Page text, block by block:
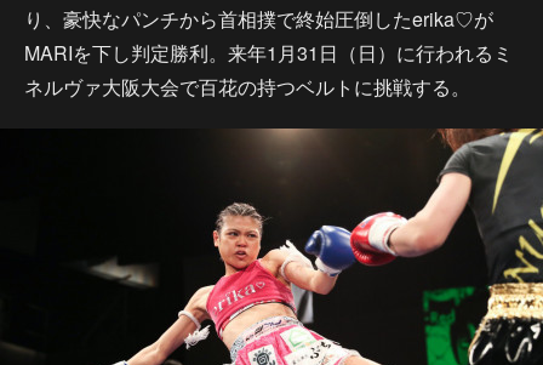
り、豪快なパンチから首相撲で終始圧倒したerika♡が
MARIを下し判定勝利。来年1月31日（日）に行われるミ
ネルヴァ大阪大会で百花の持つベルトに挑戦する。